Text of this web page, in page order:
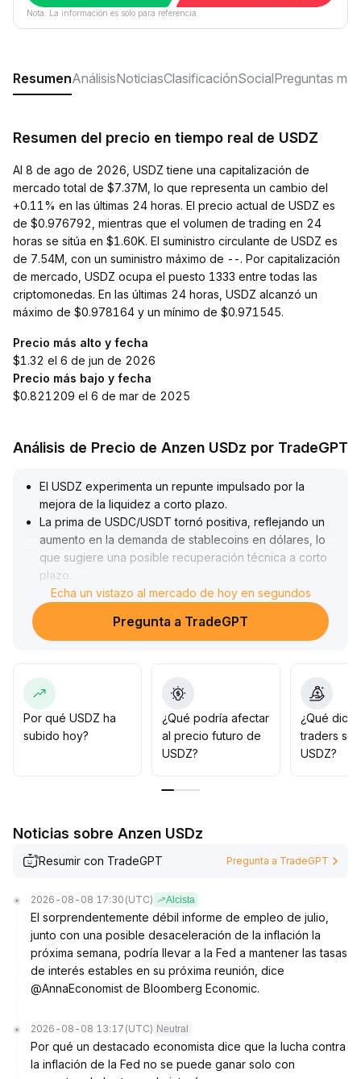
Nota: La información es solo para referencia.
ResumenAnálisisNoticiasClasificaciónSocialPreguntas
Resumen del precio en tiempo real de USDZ
Al 8 de ago de 2026, USDZ tiene una capitalización de
mercado total de $7.37M, lo que representa un cambio del
+0.11% en las últimas 24 horas. El precio actual de USDZ es
de $0.976792, mientras que el volumen de trading en 24
horas se sitúa en $1.60K. El suministro circulante de USDZ es
de 7.54M, con un suministro máximo de --. Por capitalización
de mercado, USDZ ocupa el puesto 1333 entre todas las
criptomonedas. En las últimas 24 horas, USDZ alcanzó un
máximo de $0.978164 y un mínimo de $0.971545.
Precio más alto y fecha
$1.32 el 6 de jun de 2026
Precio más bajo y fecha
$0.821209 el 6 de mar de 2025
Análisis de Precio de Anzen USDz por TradeGPT
El USDZ experimenta un repunte impulsado por la
mejora de la liquidez a corto plazo.
La prima de USDC/USDT tornó positiva, reflejando un
aumento en la demanda de stablecoins en dólares, lo
que sugiere una posible recuperación técnica a corto
plazo
Sin embargo, a mediano y largo plazo, la estructura
interna diverge y la presión vendedora tendencial
persiste, por lo que los precios continúan oscilando en
operaciones y la volatilidad
Si posteriormente hay una ruptura significativa a través
de los niveles clave (se sugiere tomar como referencia
los máximos y mínimos de los últimos 30 días), se
puede ajustar dinámicamente la posición en
Por ahora, se recomienda participar en el corto plazo y
Echa un vistazo al mercado de hoy en segundos
Pregunta a TradeGPT
Por qué USDZ ha
subido hoy?
¿Qué podría afectar
al precio futuro de
USDZ?
¿Qué
traders
USDZ?
Noticias sobre Anzen USDz
Resumir con TradeGPT Pregunta a TradeGPT
2026-08-08 17:30 (UTC) Alcista
El sorprendentemente débil informe de empleo de julio,
junto con una posible desaceleración de la inflación la
próxima semana, podría llevar a la Fed a mantener las tasas
de interés estables en su próxima reunión, dice
@AnnaEconomist de Bloomberg Economic.
2026-08-08 13:17 (UTC) Neutral
Por qué un destacado economista dice que la lucha contra
la inflación de la Fed no se puede ganar solo con